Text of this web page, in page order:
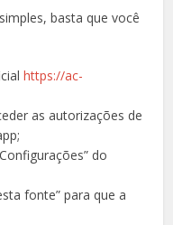
basta que você
https://ac-
as autorizações de
do
fonte” para que a